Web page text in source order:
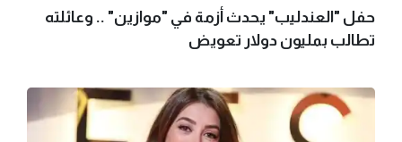
حفل "العندليب" يحدث أزمة في "موازين" .. وعائلته
تطالب بمليون دولار تعويض